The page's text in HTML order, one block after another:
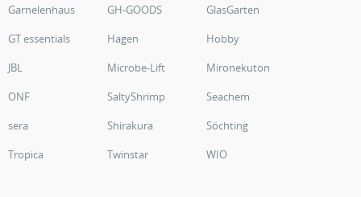
Garnelenhaus
GH-GOODS
GlasGarten
GT essentials
Hagen
Hobby
JBL
Microbe-Lift
Mironekuton
ONF
SaltyShrimp
Seachem
sera
Shirakura
Söchting
Tropica
Twinstar WIO